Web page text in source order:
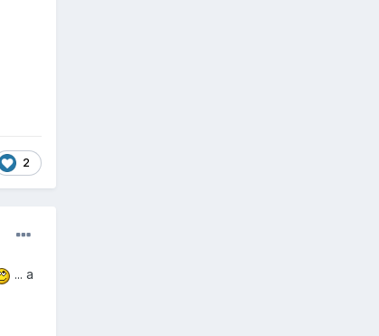
2
... а